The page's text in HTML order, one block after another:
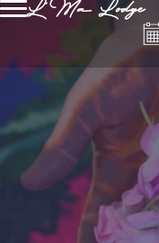
L'Ma Lodge